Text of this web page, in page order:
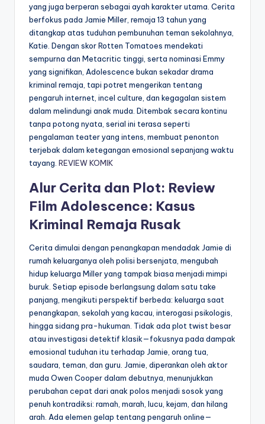
yang juga berperan sebagai ayah karakter utama. Cerita
berfokus pada Jamie Miller, remaja 13 tahun yang
ditangkap atas tuduhan pembunuhan teman sekolahnya,
Katie. Dengan skor Rotten Tomatoes mendekati
sempurna dan Metacritic tinggi, serta nominasi Emmy
yang signifikan, Adolescence bukan sekadar drama
kriminal remaja, tapi potret mengerikan tentang
pengaruh internet, incel culture, dan kegagalan sistem
dalam melindungi anak muda. Ditembak secara kontinu
tanpa potong nyata, serial ini terasa seperti
pengalaman teater yang intens, membuat penonton
terjebak dalam ketegangan emosional sepanjang waktu
tayang. REVIEW KOMIK
Alur Cerita dan Plot: Review
Film Adolescence: Kasus
Kriminal Remaja Rusak
Cerita dimulai dengan penangkapan mendadak Jamie di
rumah keluarganya oleh polisi bersenjata, mengubah
hidup keluarga Miller yang tampak biasa menjadi mimpi
buruk. Setiap episode berlangsung dalam satu take
panjang, mengikuti perspektif berbeda: keluarga saat
penangkapan, sekolah yang kacau, interogasi psikologis,
hingga sidang pra-hukuman. Tidak ada plot twist besar
atau investigasi detektif klasik—fokusnya pada dampak
emosional tuduhan itu terhadap Jamie, orang tua,
saudara, teman, dan guru. Jamie, diperankan oleh aktor
muda Owen Cooper dalam debutnya, menunjukkan
perubahan cepat dari anak polos menjadi sosok yang
penuh kontradiksi: ramah, marah, lucu, kejam, dan hilang
arah. Ada elemen gelap tentang pengaruh online—